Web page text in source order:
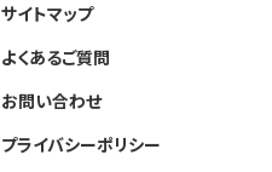
サイトマップ
よくあるご質問
お問い合わせ
プライバシーポリシー